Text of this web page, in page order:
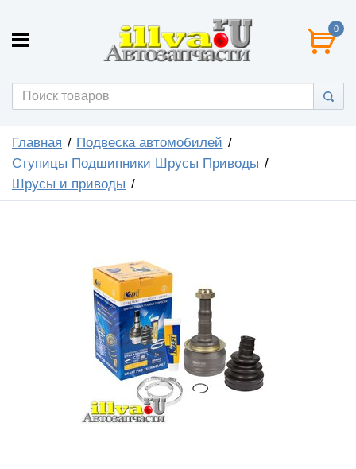
0
Главная
Подвеска автомобилей
Ступицы Подшипники Шрусы Приводы
Шрусы и приводы